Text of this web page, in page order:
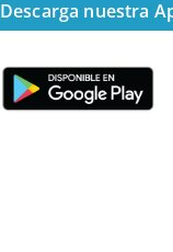
Emisora Vox Dei
11 May 2025
Descarga nuestra